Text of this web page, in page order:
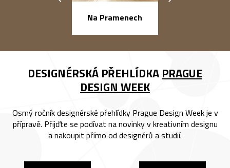
Na Pramenech
DESIGNÉRSKÁ PŘEHLÍDKA PRAGUE
DESIGN WEEK
Osmý ročník designérské přehlídky Prague Design Week je v
přípravě. Přijďte se podívat na novinky v kreativním designu
a nakoupit přímo od designérů a studií.